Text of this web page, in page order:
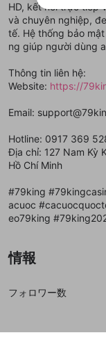
HD, kết nối trực tiếp
và chuyên nghiệp,
tế. Hệ thống bảo
ng giúp người dùng
Thông tin liên hệ:
Website: https://
Email:
Hotline: 0917 369
Địa chỉ: 127 Nam Kỳ
Hồ Chí Minh
#79king
acuoc
eo79king
情報
フォロワー数
ることがで
動画プレ
mellow-fanの
サービスとの
で、次にお進
mellow-
mellow-fanの
サービスとの
で、次にお進
出会いを
ねずみ講
ゲームの
改造版・
政治的・
します。
外部サービス
Discord